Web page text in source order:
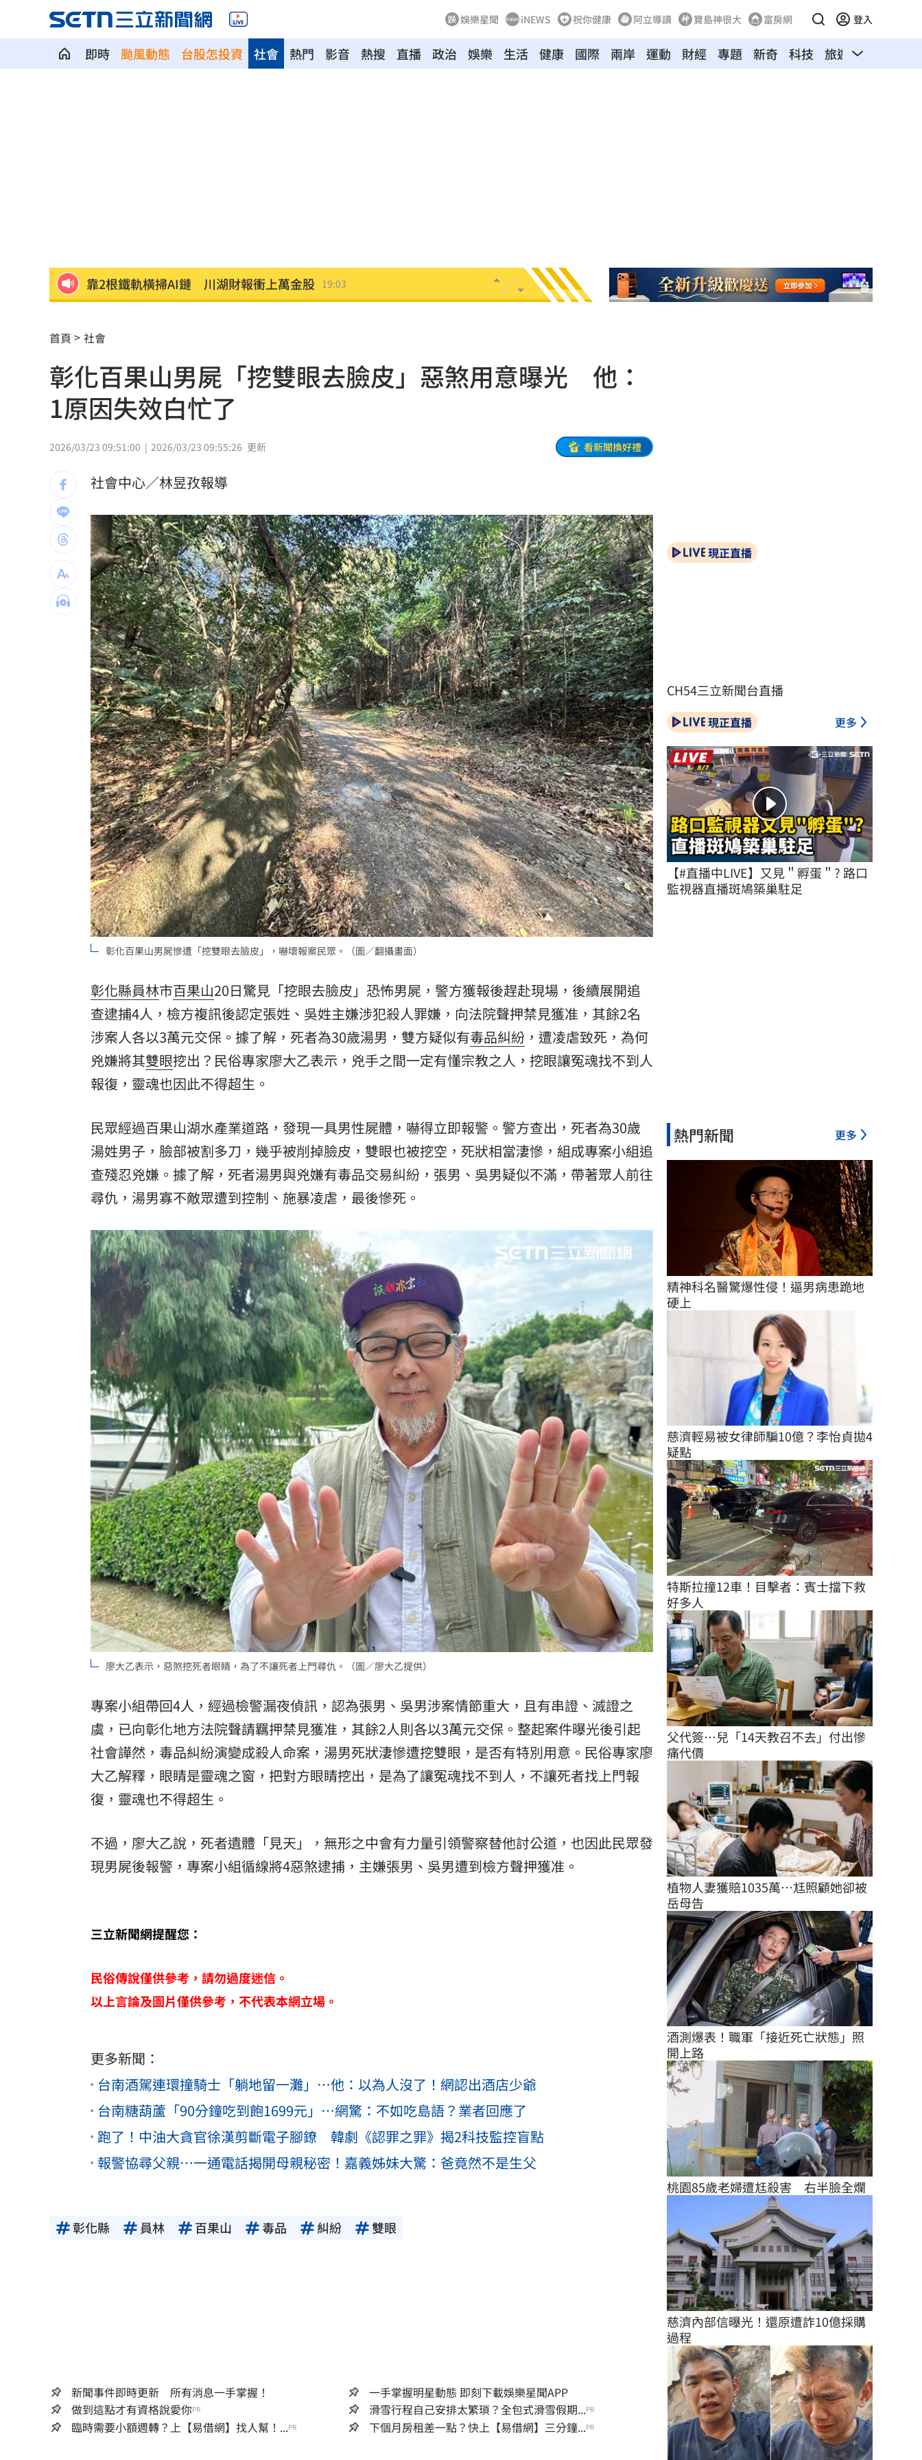
娛樂星聞 iNEWS 祝你健康 阿立導讀 寶島神很大 富房網 登入
即時 颱風動態 台股怎投資 熱門 影音 熱搜 直播 政治
社會 娛樂 生活 健康 國際 兩岸 運動 財經 專題 新奇 科技 旅遊 汽車
靠2根鐵軌橫掃AI鏈 川湖財報衝上萬金股 19:03
孫易磊登板2局2K無失分！ 飆156公里火球
直擊／NEWBEAT高雄首秀 震胸舞全場嗨翻 18:53
傅家接班人幕僚酒駕遭移送！公所火速准辭
颱風紫暴雨今晚開炸 估「這時」解除海警
桃猿二軍單場僅3投 副領隊曝下週可緩解
颱風硬闖海邊！巨浪來1家4剩3 男童被捲走 18:39
大盤收紅、正二反跌？ 拆解槓反ETF秒懂 18:39
白海豚逼近強降雨 石門單日狂洩508萬噸 18:34
專家喊台股「下週噴千點」關鍵訊號 18:33
父親節辭世 前彰化市代蔡裕昌享壽71歲 18:22
男星拍足球戲正中要害 導演喊：效果很好 18:22
補充兵12天也不服！男連2次放鳥代價慘8倍 18:16
台灣彩券開獎直播中 20:31
LIVE三立+24小時直播 15:27
三立iNEWS新聞台線上直播 18:00
商場戰國來臨 台中「頂奢大道」逐漸成形 12:00
台彩父親節推新刮刮樂千萬頭獎超「爸」氣 12:00
「拍片人的多重宇宙」職涯論壇9/12登場！ 10:30
8國球員齊聚高雄 Formosa 7s掀足球熱潮 10:00
首頁 社會
彰化百果山男屍「挖雙眼去臉皮」惡煞用意曝光 他：
1原因失效白忙了
2026/03/23 09:51:00 2026/03/23 09:55:26 更新 看新聞換好禮
社會中心／林昱孜報導
彰化百果山男屍慘遭「挖雙眼去臉皮」，嚇壞報案民眾。（圖／翻攝畫面）
彰化縣員林市百果山20日驚見「挖眼去臉皮」恐怖男屍，警方獲報後趕赴現場，後續展開追
查逮捕4人，檢方複訊後認定張姓、吳姓主嫌涉犯殺人罪嫌，向法院聲押禁見獲准，其餘2名
涉案人各以3萬元交保。據了解，死者為30歲湯男，雙方疑似有毒品糾紛 ，遭凌虐致死，為何
兇嫌將其雙眼挖出？民俗專家廖大乙表示，兇手之間一定有懂宗教之人，挖眼讓冤魂找不到人
報復，靈魂也因此不得超生。
民眾經過百果山湖水產業道路，發現一具男性屍體，嚇得立即報警。警方查出，死者為30歲
湯姓男子，臉部被割多刀，幾乎被削掉臉皮，雙眼也被挖空，死狀相當淒慘，組成專案小組追
查殘忍兇嫌。據了解，死者湯男與兇嫌有毒品交易糾紛，張男、吳男疑似不滿，帶著眾人前往
尋仇，湯男寡不敵眾遭到控制、施暴凌虐，最後慘死。
廖大乙表示，惡煞挖死者眼睛，為了不讓死者上門尋仇。（圖／廖大乙提供）
專案小組帶回4人，經過檢警漏夜偵訊，認為張男、吳男涉案情節重大，且有串證、滅證之
虞，已向彰化地方法院聲請羈押禁見獲准，其餘2人則各以3萬元交保。整起案件曝光後引起
社會譁然，毒品糾紛演變成殺人命案，湯男死狀淒慘遭挖雙眼，是否有特別用意。民俗專家廖
大乙解釋，眼睛是靈魂之窗，把對方眼睛挖出，是為了讓冤魂找不到人，不讓死者找上門報
復，靈魂也不得超生。
不過，廖大乙說，死者遺體「見天」，無形之中會有力量引領警察替他討公道，也因此民眾發
現男屍後報警，專案小組循線將4惡煞逮捕，主嫌張男、吳男遭到檢方聲押獲准。
三立新聞網提醒您：
民俗傳說僅供參考，請勿過度迷信。
以上言論及圖片僅供參考，不代表本網立場。
更多新聞：
台南酒駕連環撞騎士「躺地留一灘」…他：以為人沒了！網認出酒店少爺
台南糖葫蘆「90分鐘吃到飽1699元」⋯網驚：不如吃島語？業者回應了
跑了！中油大貪官徐漢剪斷電子腳鐐 韓劇《認罪之罪》揭2科技監控盲點
報警協尋父親⋯一通電話揭開母親秘密！嘉義姊妹大驚：爸竟然不是生父
彰化縣 員林 百果山 毒品 糾紛 雙眼
新聞事件即時更新 所有消息一手掌握！
一手掌握明星動態 即刻下載娛樂星聞APP
做到這點才有資格說愛你PR 滑雪行程自己安排太繁瑣？全包式滑雪假期...PR
臨時需要小額週轉？上【易借網】找人幫！...PR 下個月房租差一點？快上【易借網】三分鐘...PR
現正直播
CH54三立新聞台直播
現正直播 更多
【#直播中LIVE】又見＂孵蛋＂? 路口
監視器直播斑鳩築巢駐足
熱門新聞 更多
精神科名醫驚爆性侵！逼男病患跪地
硬上
慈濟輕易被女律師騙10億？李怡貞拋4
疑點
特斯拉撞12車！目擊者：賓士擋下救
好多人
父代簽…兒「14天教召不去」付出慘
痛代價
植物人妻獲賠1035萬…尪照顧她卻被
岳母告
酒測爆表！職軍「接近死亡狀態」照
開上路
桃園85歲老婦遭尪殺害　右半臉全爛
慈濟內部信曝光！還原遭詐10億採購
過程